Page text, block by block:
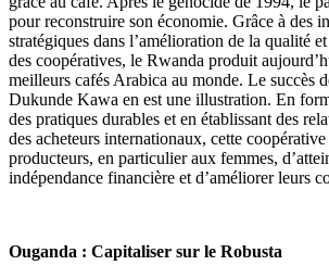
pour reconstruire son économie. Grâce à des
stratégiques dans l’amélioration de la qualité
des coopératives, le Rwanda produit
meilleurs cafés Arabica au monde. Le succès
Dukunde Kawa en est une illustration. En
des pratiques durables et en établissant des
des acheteurs internationaux, cette
producteurs, en particulier aux femmes,
indépendance financière et d’améliorer leurs
Ouganda : Capitaliser sur le Robusta